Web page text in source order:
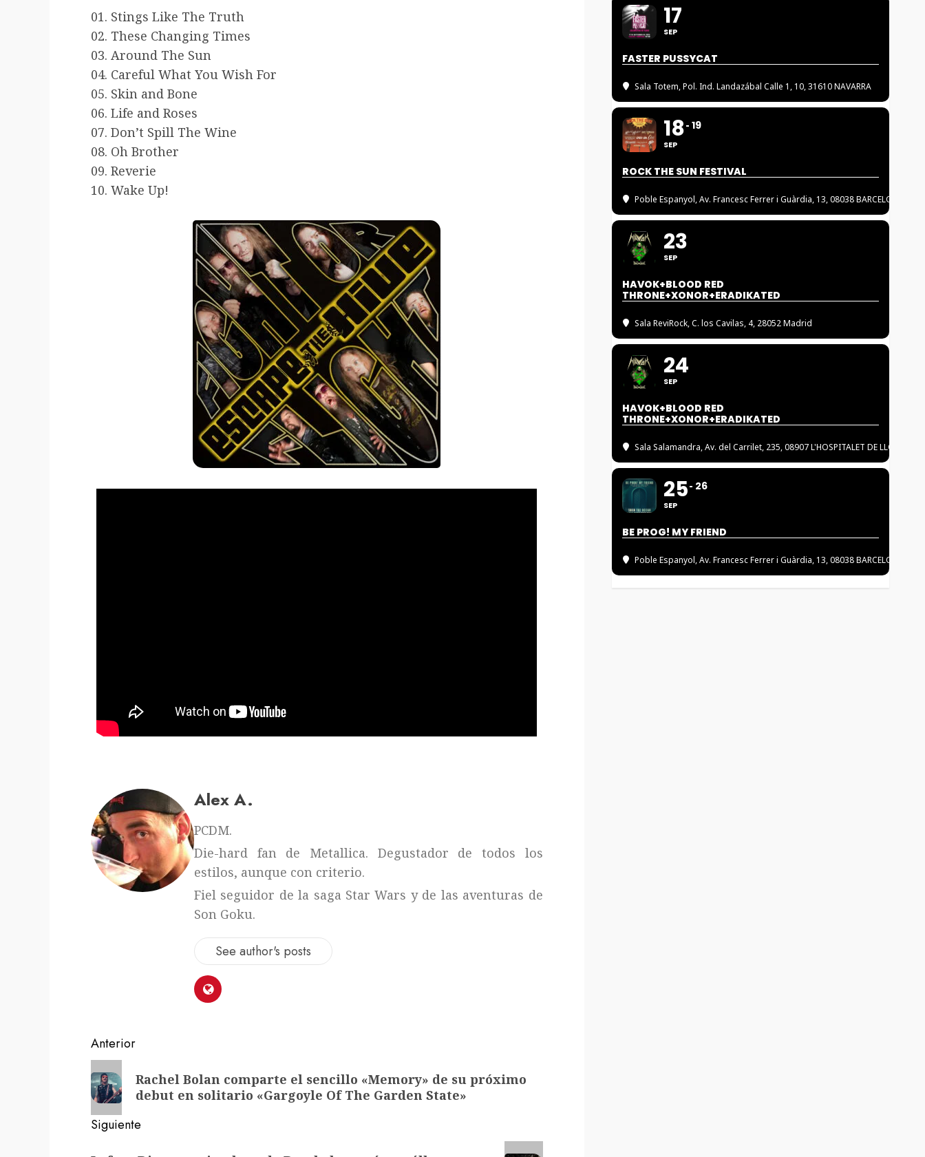
01. Stings Like The Truth
02. These Changing Times
03. Around The Sun
04. Careful What You Wish For
05. Skin and Bone
06. Life and Roses
07. Don’t Spill The Wine
08. Oh Brother
09. Reverie
10. Wake Up!
Alex A.
PCDM.
Die-hard fan de Metallica. Degustador de todos los
estilos, aunque con criterio.
Fiel seguidor de la saga Star Wars y de las aventuras de
Son Goku.
See author's posts
Navegación
de
entradas
Anterior
Entrada
anterior:Rachel Bolan comparte el sencillo «Memory» de su próximo
debut en solitario «Gargoyle Of The Garden State»
Siguiente
17
SEP
FASTER PUSSYCAT
Sala Totem, Pol. Ind. Landazábal Calle 1, 10, 31610 NAVARRA
18
SEP
19
ROCK THE SUN FESTIVAL
Poble Espanyol, Av. Francesc Ferrer i Guàrdia, 13, 08038 BARCELONA
23
SEP
HAVOK+BLOOD RED
THRONE+XONOR+ERADIKATED
Sala ReviRock, C. los Cavilas, 4, 28052 Madrid
24
SEP
HAVOK+BLOOD RED
THRONE+XONOR+ERADIKATED
Sala Salamandra, Av. del Carrilet, 235, 08907 L'HOSPITALET DE LLOBREGAT
25
SEP
26
BE PROG! MY FRIEND
Poble Espanyol, Av. Francesc Ferrer i Guàrdia, 13, 08038 BARCELONA